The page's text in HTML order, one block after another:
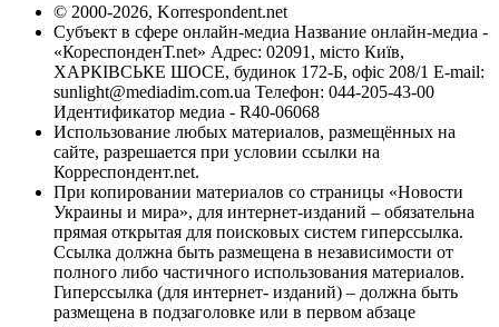
© 2000-2026, Korrespondent.net
Субъект в сфере онлайн-медиа Название онлайн-медиа -
«КореспонденТ.net» Адрес: 02091, місто Київ,
ХАРКІВСЬКЕ ШОСЕ, будинок 172-Б, офіс 208/1 E-mail:
sunlight@mediadim.com.ua Телефон: 044-205-43-00
Идентификатор медиа - R40-06068
Использование любых материалов, размещённых на
сайте, разрешается при условии ссылки на
Корреспондент.net.
При копировании материалов со страницы «Новости
Украины и мира», для интернет-изданий – обязательна
прямая открытая для поисковых систем гиперссылка.
Ссылка должна быть размещена в независимости от
полного либо частичного использования материалов.
Гиперссылка (для интернет- изданий) – должна быть
размещена в подзаголовке или в первом абзаце